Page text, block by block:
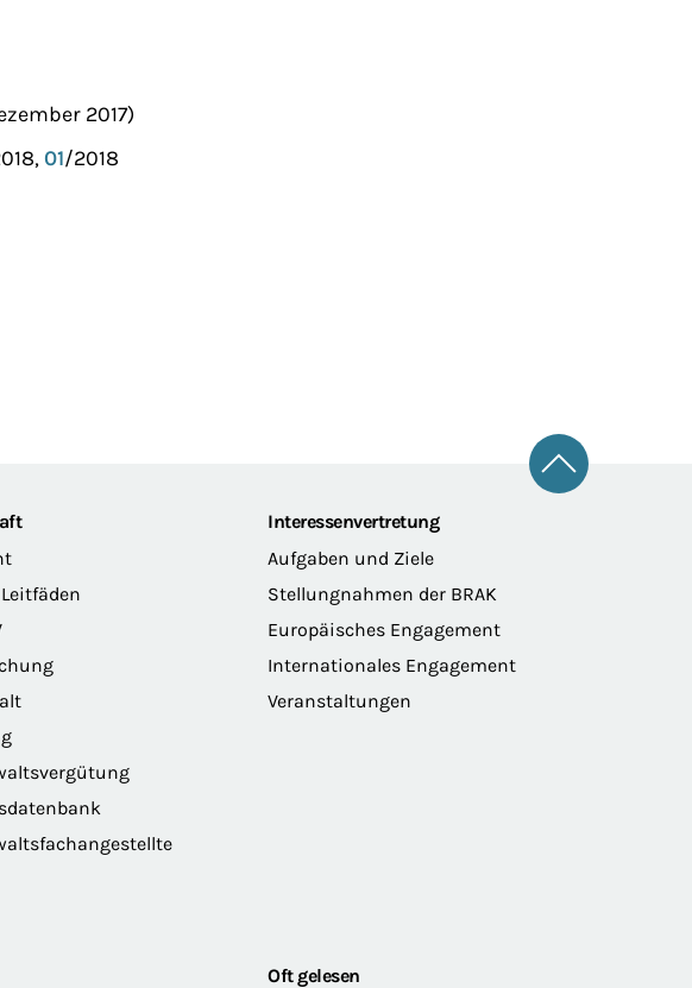
2017)
01/2018
Zum
Interessenvertretung
Aufgaben und Ziele
Stellungnahmen der BRAK
Europäisches Engagement
Internationales Engagement
Veranstaltungen
Oft gelesen